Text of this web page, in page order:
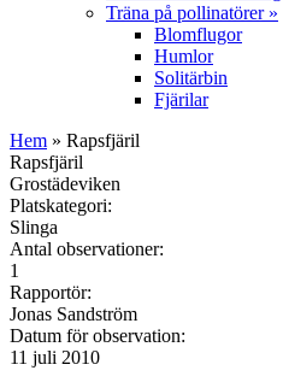
Träna på pollinatörer»
Blomflugor
Humlor
Solitärbin
Fjärilar
Hem » Rapsfjäril
Rapsfjäril
Grostädeviken
Platskategori:
Slinga
Antal observationer:
1
Rapportör:
Jonas Sandström
Datum för observation:
11 juli 2010